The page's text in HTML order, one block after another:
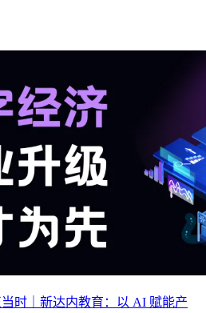
时｜新达内教育：以 AI 赋能产